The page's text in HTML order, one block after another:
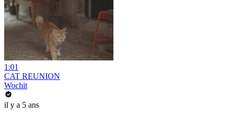
1:01
CAT REUNION
Wochit
il y a 5 ans